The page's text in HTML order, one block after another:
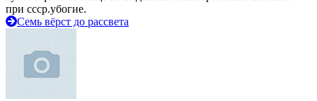
при ссср.убогие.
Семь вёрст до рассвета